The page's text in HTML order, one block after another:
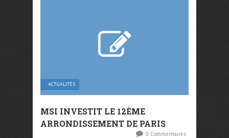
ACTUALITÉS
MSI INVESTIT LE 12ÈME
ARRONDISSEMENT DE PARIS
0 Commentaires